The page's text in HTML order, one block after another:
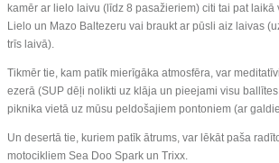
kamēr ar lielo laivu (līdz 8 pasažieriem) citi tai pat
Lielo un Mazo Baltezeru vai braukt ar pūsli aiz laivas
trīs laivā).
Tikmēr tie, kam patīk mierīgāka atmosfēra, var
ezerā (SUP dēļi nolikti uz klāja un pieejami visu
piknika vietā uz mūsu peldošajiem pontoniem (ar
Un desertā tie, kuriem patīk ātrums, var lēkāt paša
motocikliem Sea Doo Spark un Trixx.